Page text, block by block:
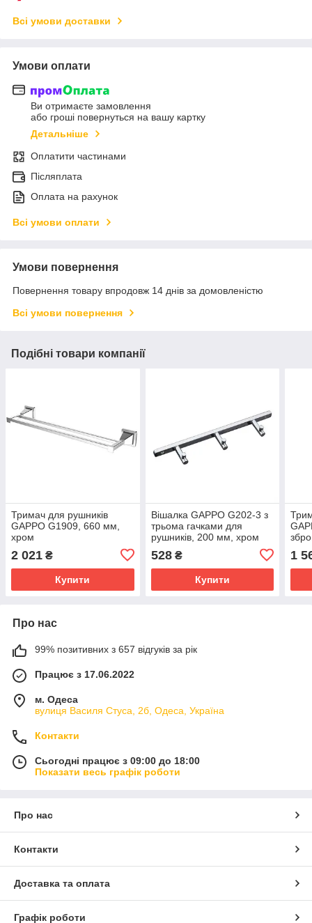
Всі умови доставки
Умови оплати
Ви отримаєте замовлення
або гроші повернуться на вашу картку
Детальніше
Оплатити частинами
Післяплата
Оплата на рахунок
Всі умови оплати
Умови повернення
Повернення товару впродовж 14 днів за домовленістю
Всі умови повернення
Подібні товари компанії
Тримач для рушників
GAPPO G1909, 660 мм,
хром
2 021 ₴
Купити
Вішалка GAPPO G202-3 з
трьома гачками для
рушників, 200 мм, хром
528₴
Купити
1
Про нас
99% позитивних з 657 відгуків за рік
Працює з 17.06.2022
м. Одеса
вулиця Василя Стуса, 2б, Одеса, Україна
Контакти
Сьогодні працює з 09:00 до 18:00
Показати весь графік роботи
Про нас
Контакти
Доставка та оплата
Графік роботи